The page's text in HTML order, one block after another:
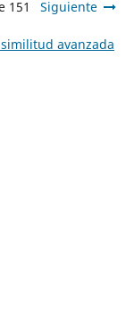
151 Siguiente
avanzada